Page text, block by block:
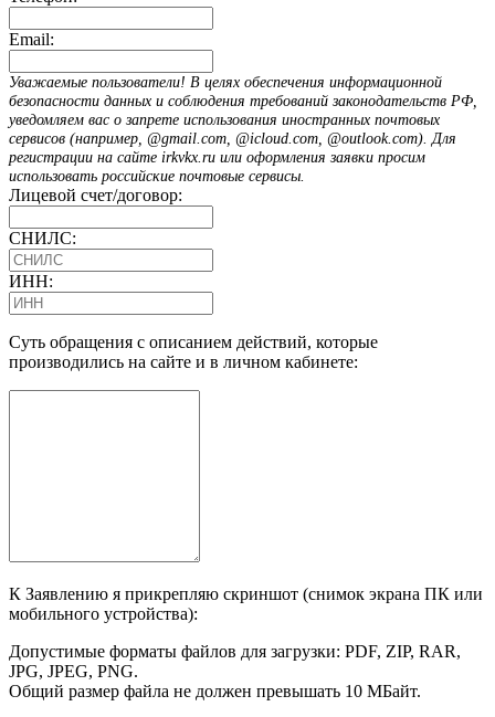
Email:
Уважаемые пользователи! В целях обеспечения информационной
безопасности данных и соблюдения требований законодательств РФ,
уведомляем вас о запрете использования иностранных почтовых
сервисов (например, @gmail.com, @icloud.com, @outlook.com). Для
регистрации на сайте irkvkx.ru или оформления заявки просим
использовать российские почтовые сервисы.
Лицевой счет/договор:
СНИЛС:
ИНН:
Суть обращения с описанием действий, которые
производились на сайте и в личном кабинете:
К Заявлению я прикрепляю скриншот (снимок экрана ПК или
мобильного устройства):
Допустимые форматы файлов для загрузки: PDF, ZIP, RAR,
JPG, JPEG, PNG.
Общий размер файла не должен превышать 10 МБайт.